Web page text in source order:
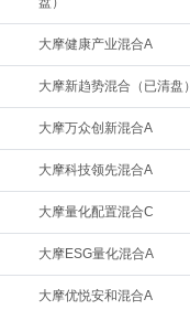
大摩健康产业混合A
大摩新趋势混合（已清盘）
大摩万众创新混合A
大摩科技领先混合A
大摩量化配置混合C
大摩ESG量化混合A
大摩优悦安和混合A